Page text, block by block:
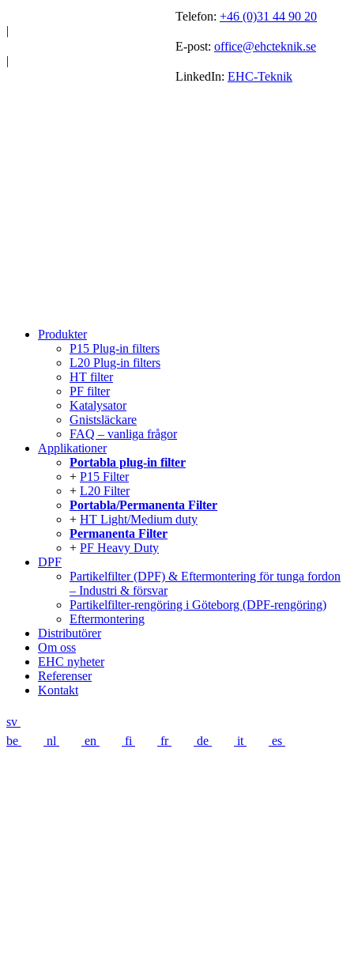
Telefon: +46 (0)31 44 90 20
|
E-post: office@ehcteknik.se
|
LinkedIn: EHC-Teknik
Produkter
P15 Plug-in filters
L20 Plug-in filters
HT filter
PF filter
Katalysator
Gnistsläckare
FAQ – vanliga frågor
Applikationer
Portabla plug-in filter
P15 Filter
L20 Filter
Portabla/Permanenta Filter
HT Light/Medium duty
Permanenta Filter
PF Heavy Duty
DPF
Partikelfilter (DPF) & Eftermontering för tunga fordon
– Industri & försvar
Partikelfilter-rengöring i Göteborg (DPF-rengöring)
Eftermontering
Distributörer
Om oss
EHC nyheter
Referenser
Kontakt
sv
be
nl en fi fr de it es